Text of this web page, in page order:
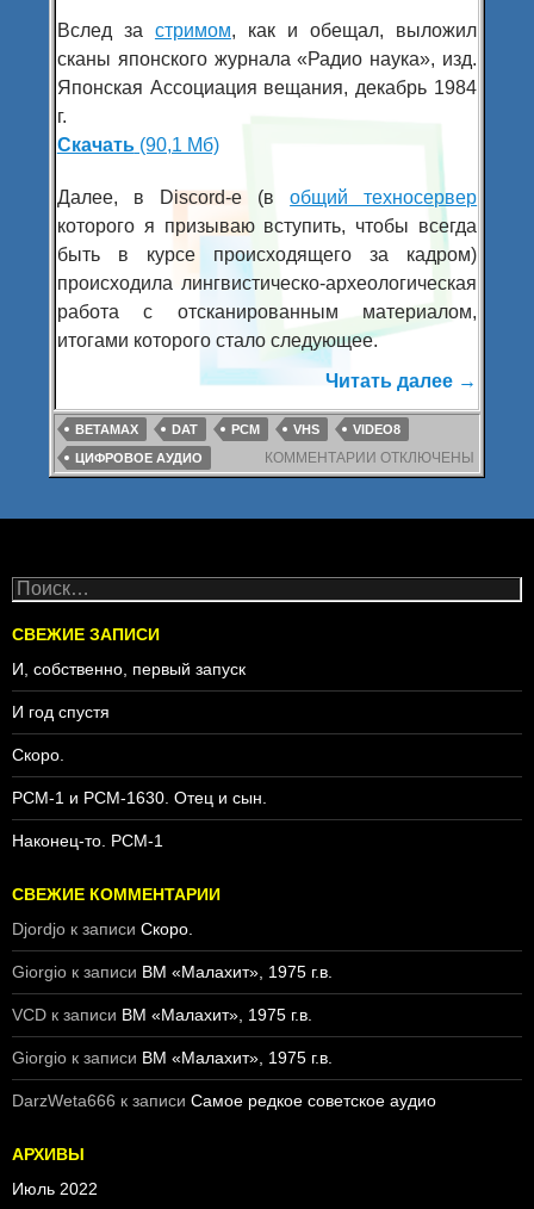
Вслед за стримом, как и обещал, выложил
сканы японского журнала «Радио наука», изд.
Японская Ассоциация вещания, декабрь 1984
г.
Скачать(90,1 Мб)
Далее, в Discord-е (вобщий техносервер
которого я призываю вступить, чтобы всегда
быть в курсе происходящего за кадром)
происходила лингвистическо-археологическая
работа с отсканированным материалом,
итогами которого стало следующее.
Читать далее →
BETAMAX DAT PCM VHS
VIDEO8
ЦИФРОВОЕ АУДИО
КОММЕНТАРИИ К
ЗАПИСИ
РАДИОЖУРНАЛ
ОТКЛЮЧЕНЫ
Н
й
и
:
СВЕЖИЕ ЗАПИСИ
И, собственно, первый запуск
И год спустя
Скоро.
PCM-1 и PCM-1630. Отец и сын.
Наконец-то. PCM-1
СВЕЖИЕ КОММЕНТАРИИ
Djordjo к записи Скоро.
Giorgio к записи ВМ «Малахит», 1975 г.в.
VCD к записи ВМ «Малахит», 1975 г.в.
Giorgio к записи ВМ «Малахит», 1975 г.в.
DarzWeta666 к записи Самое редкое советское аудио
АРХИВЫ
Июль 2022